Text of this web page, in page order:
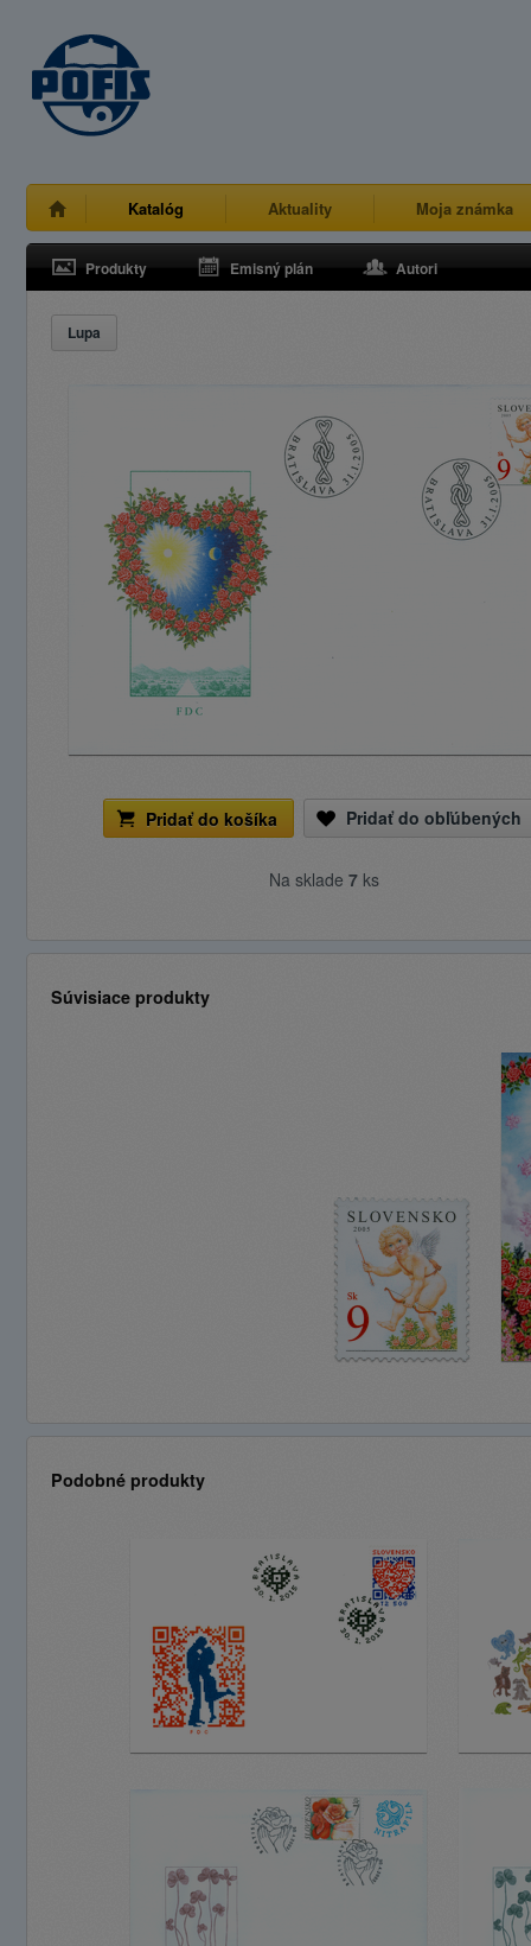
Katalóg Aktuality Moja známka
Produkty Emisný plán Autori
Lupa
Pridať do košíka Pridať do obľúbených
Na sklade 7ks
Súvisiace produkty
Podobné produkty